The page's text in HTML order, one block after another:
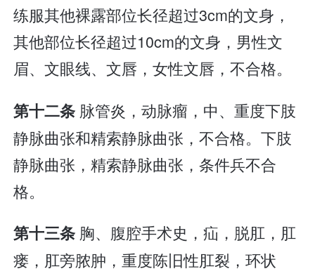
练服其他裸露部位长径超过3cm的文身，
其他部位长径超过10cm的文身，男性文
眉、文眼线、文唇，女性文唇，不合格。
第十二条 脉管炎，动脉瘤，中、重度下肢
静脉曲张和精索静脉曲张，不合格。下肢
静脉曲张，精索静脉曲张，条件兵不合
格。
第十三条 胸、腹腔手术史，疝，脱肛，肛
瘘，肛旁脓肿，重度陈旧性肛裂，环状